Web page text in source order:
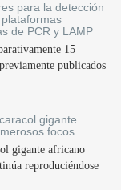
para la detección
de PCR y LAMP
15
publicados
gigante
focos
gigante africano
reproduciéndose